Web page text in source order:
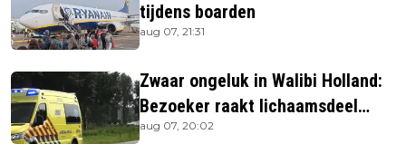
tijdens boarden
aug 07, 21:31
Zwaar ongeluk in Walibi Holland:
Bezoeker raakt lichaamsdeel
kwijt
aug 07, 20:02